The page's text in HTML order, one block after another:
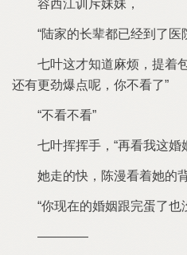
容西江训斥妹妹
家 长辈都已经到 医
才知道麻烦 提着
还
更劲爆点呢 看
看 看
挥挥手 再看 婚
走 快 陈漫看着
现 婚姻跟完蛋 也
————